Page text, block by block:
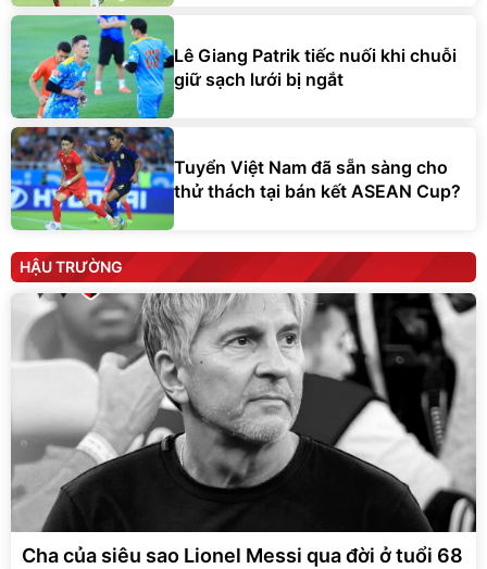
Lê Giang Patrik tiếc nuối khi chuỗi
giữ sạch lưới bị ngắt
Tuyển Việt Nam đã sẵn sàng cho
thử thách tại bán kết ASEAN Cup?
HẬU TRƯỜNG
Cha của siêu sao Lionel Messi qua đời ở tuổi 68